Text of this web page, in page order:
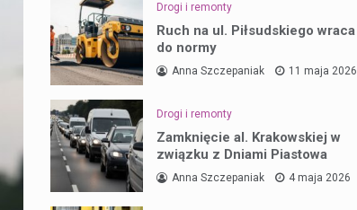
Drogi i remonty
Ruch na ul. Piłsudskiego wraca
do normy
Anna Szczepaniak 11 maja 2026
Drogi i remonty
Zamknięcie al. Krakowskiej w
związku z Dniami Piastowa
Anna Szczepaniak 4 maja 2026